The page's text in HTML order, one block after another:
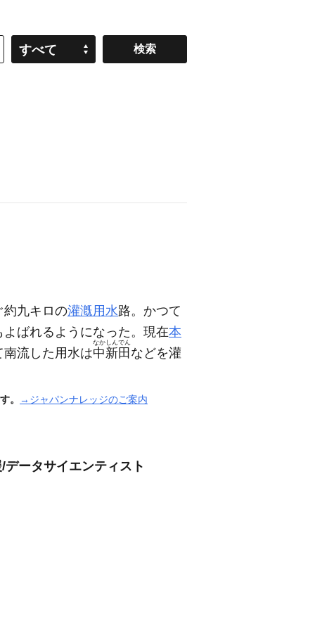
すべて
約九キロの灌漑用水路。かつて
よばれるようになった。現在本
南流した用水は中新田
なかしんでん
などを灌
。 →ジャパンナレッジのご案内
ータサイエンティスト